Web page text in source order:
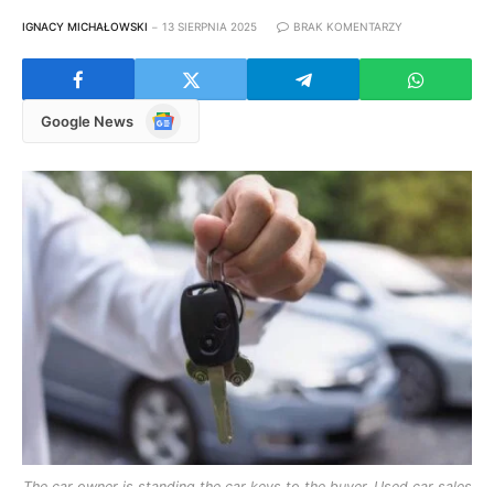
IGNACY MICHAŁOWSKI 13 SIERPNIA 2025 BRAK KOMENTARZY
Google News
Google